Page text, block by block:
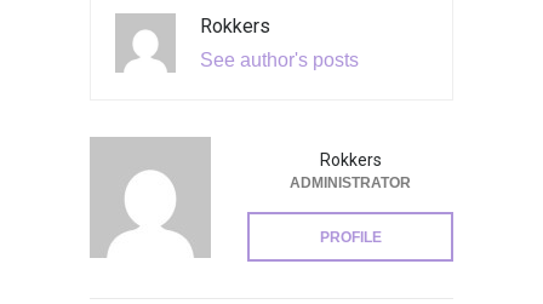
Rokkers
See author's posts
Rokkers
ADMINISTRATOR
PROFILE